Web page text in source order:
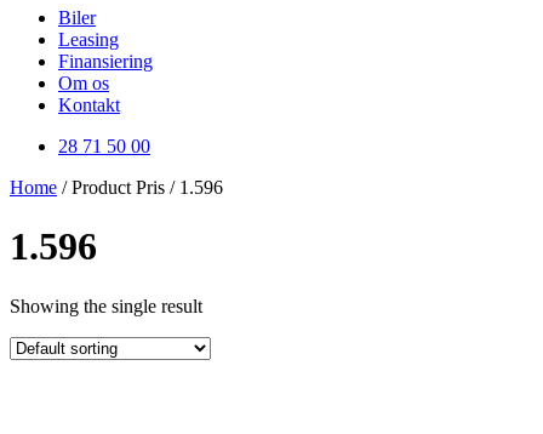
Biler
Leasing
Finansiering
Om os
Kontakt
28 71 50 00
Home / Product Pris / 1.596
1.596
Showing the single result